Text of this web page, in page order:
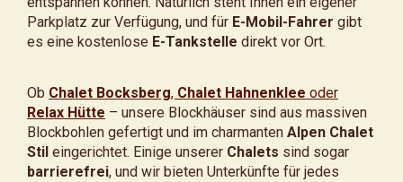
Parkplatz zur Verfügung, und für E-Mobil-Fahrer gibt
es eine kostenlose E-Tankstelle direkt vor Ort.
Ob Chalet Bocksberg, Chalet Hahnenklee oder
Relax Hütte – unsere Blockhäuser sind aus massiven
Blockbohlen gefertigt und im charmanten Alpen Chalet
Stil eingerichtet. Einige unserer Chalets sind sogar
barrierefrei, und wir bieten Unterkünfte für jedes